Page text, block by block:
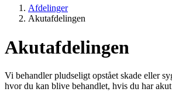
Afdelinger
Akutafdelingen
Akutafdelingen
Vi behandler pludseligt opstået skade eller
hvor du kan blive behandlet, hvis du har